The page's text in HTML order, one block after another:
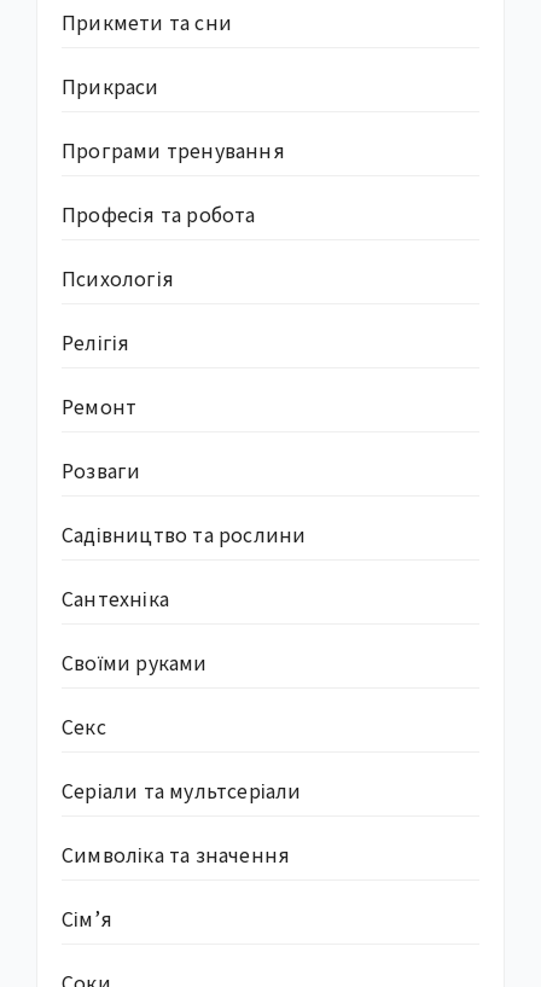
Прикмети та сни
Прикраси
Програми тренування
Професія та робота
Психологія
Релігія
Ремонт
Розваги
Садівництво та рослини
Сантехніка
Своїми руками
Секс
Серіали та мультсеріали
Символіка та значення
Сім’я